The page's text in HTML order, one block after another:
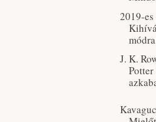
2019-
módra
J. K.
Potter